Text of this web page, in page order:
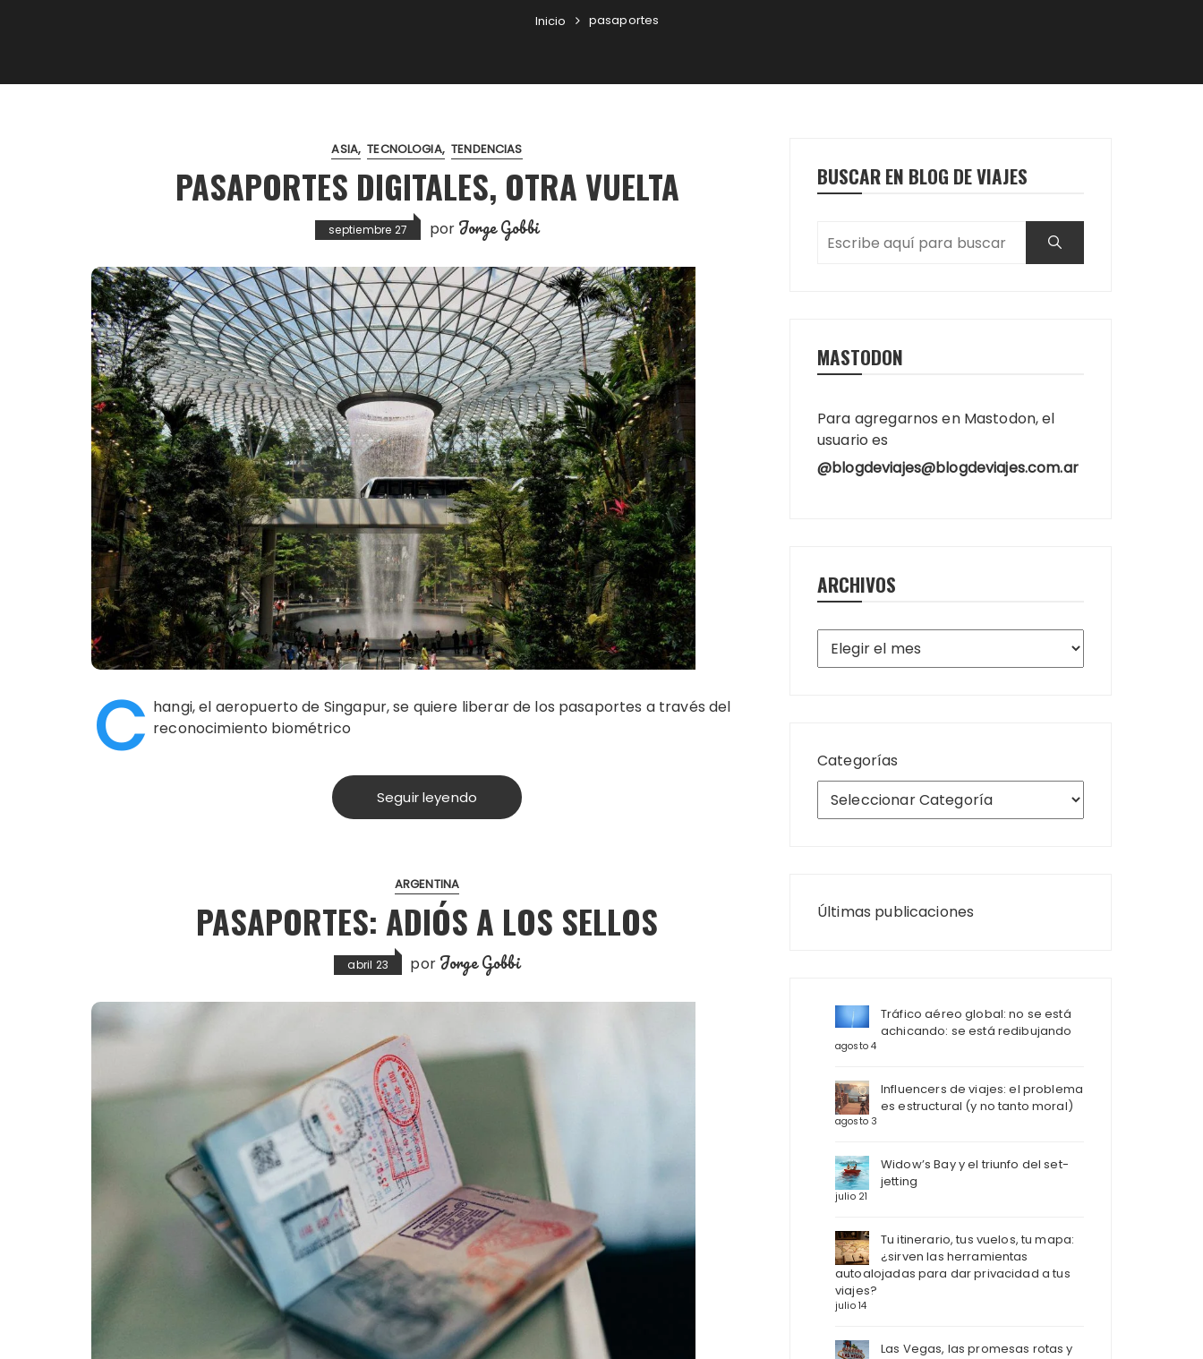
Inicio pasaportes
ASIA TECNOLOGIA TENDENCIAS
PASAPORTES DIGITALES, OTRA VUELTA
septiembre 27 por Jorge Gobbi
C hangi, el aeropuerto de Singapur, se quiere liberar de los pasaportes a través del
reconocimiento biométrico
Seguir leyendo
ARGENTINA
PASAPORTES: ADIÓS A LOS SELLOS
abril 23 por Jorge Gobbi
BUSCAR EN BLOG DE VIAJES
MASTODON
Para agregarnos en Mastodon, el
usuario es
@blogdeviajes@blogdeviajes.com.ar
ARCHIVOS
Archivos
Categorías
Últimas publicaciones
Tráfico aéreo global: no se está
achicando: se está redibujando
agosto 4
Influencers de viajes: el problema
es estructural (y no tanto moral)
agosto 3
Widow’s Bay y el triunfo del set-
jetting
julio 21
Tu itinerario, tus vuelos, tu mapa:
¿sirven las herramientas
autoalojadas para dar privacidad a tus
viajes?
julio 14
Las Vegas, las promesas rotas y